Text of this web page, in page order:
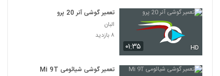
۰۱:۳۵ HD
تعمیر گوشی آنر 20 پرو
البان
۸ بازدید
تعمیر گوشی شیائومی Mi 9T